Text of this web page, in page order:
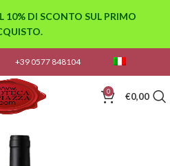
+39 0577 848104
0 €0,00
10% DI SCONTO SUL PRIMO